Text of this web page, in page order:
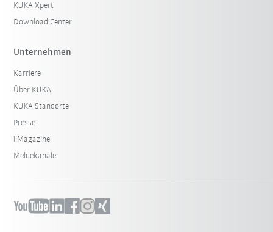
KUKA Xpert
Download Center
Unternehmen
Karriere
Über KUKA
KUKA Standorte
Presse
iiMagazine
Meldekanäle